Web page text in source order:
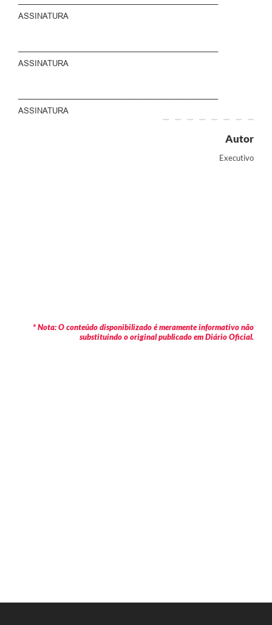
ASSINATURA
ASSINATURA
ASSINATURA
Autor
Executivo
* Nota: O conteúdo disponibilizado é meramente informativo não
substituindo o original publicado em Diário Oficial.